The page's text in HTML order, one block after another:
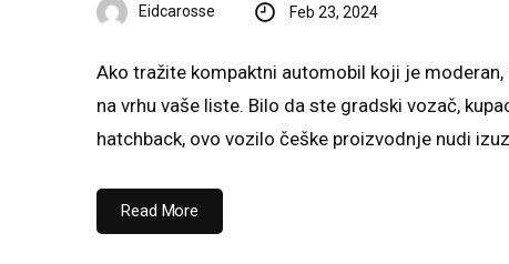
Eidcarosse Feb 23, 2024
Ako tražite kompaktni automobil koji je
na vrhu vaše liste. Bilo da ste gradski vozač,
hatchback, ovo vozilo češke proizvodnje nudi
Read More